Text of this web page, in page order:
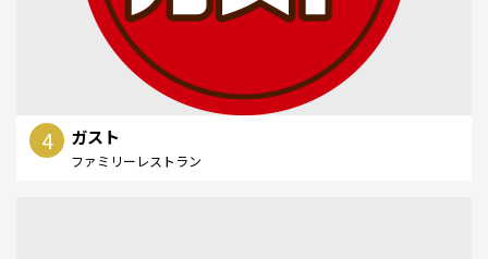
4 ガスト
ファミリーレストラン